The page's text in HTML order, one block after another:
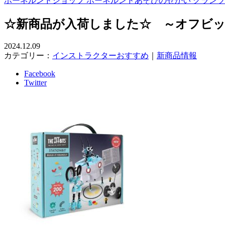
☆新商品が入荷しました☆ ～オフビッ
2024.12.09
カテゴリー： インストラクターおすすめ 新商品情報
Facebook
Twitter